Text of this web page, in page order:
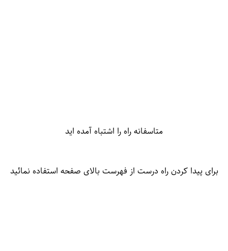
متاسفانه راه را اشتباه آمده اید
برای پیدا کردن راه درست از فهرست بالای صفحه استفاده نمائید